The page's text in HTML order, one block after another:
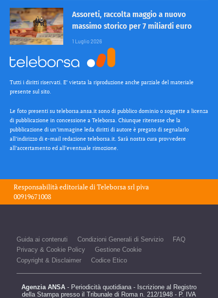
Assoreti, raccolta maggio a nuovo
massimo storico per 7 miliardi euro
1 Luglio 2026
Tutti i diritti riservati. E’ vietata la riproduzione anche parziale del materiale
presente sul sito.
Le foto presenti su teleborsa.ansa.it sono di pubblico dominio o soggette a licenza
di pubblicazione in concessione a Teleborsa. Chiunque ritenesse che la
pubblicazione di un’immagine leda diritti di autore è pregato di segnalarlo
all’indirizzo di e-mail redazione teleborsa.it. Sarà nostra cura provvedere
all’accertamento ed all’eventuale rimozione.
Responsabilità editoriale diTeleborsa srlpiva
00919671008
Guida ai contenuti Condizioni Generali di Servizio
FAQ
Privacy & Cookie Policy
Gestione Cookie
Copyright & Disclaimer
Codice Etico
Agenzia ANSA - Periodicità quotidiana - Iscrizione al Registro
della Stampa presso il Tribunale di Roma n. 212/1948 - P. IVA